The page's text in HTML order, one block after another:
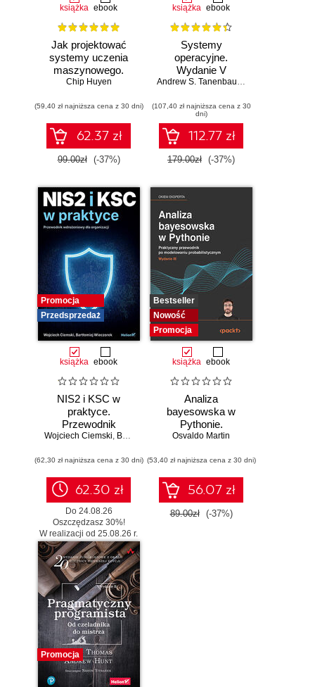
książka ebook
Jak projektować
systemy uczenia
maszynowego.
Iteracyjne
gotowych do pracy
Chip Huyen
(59,40 zł najniższa cena z 30 dni)
62.37 zł
99.00zł (-37%)
książka ebook
Systemy
operacyjne.
Wydanie V
Andrew S. Tanenbaum,
(107,40 zł najniższa cena z 30
dni)
112.77 zł
179.00zł (-37%)
Promocja
Przedsprzedaż
książka ebook
NIS2 i KSC w
praktyce.
Przewodnik
wdrożeniowy dla
Wojciech Ciemski, Bartłomiej Wieczorek
(62,30 zł najniższa cena z 30 dni)
62.30 zł
Do 24.08.26
Oszczędzasz 30%!
W realizacji od 25.08.26 r.
Bestseller
Nowość
Promocja
książka ebook
Analiza
bayesowska w
Pythonie.
Praktyczny
modelowaniu
probabilistycznym.
Wydanie III
Osvaldo Martin
(53,40 zł najniższa cena z 30 dni)
56.07 zł
89.00zł (-37%)
Promocja